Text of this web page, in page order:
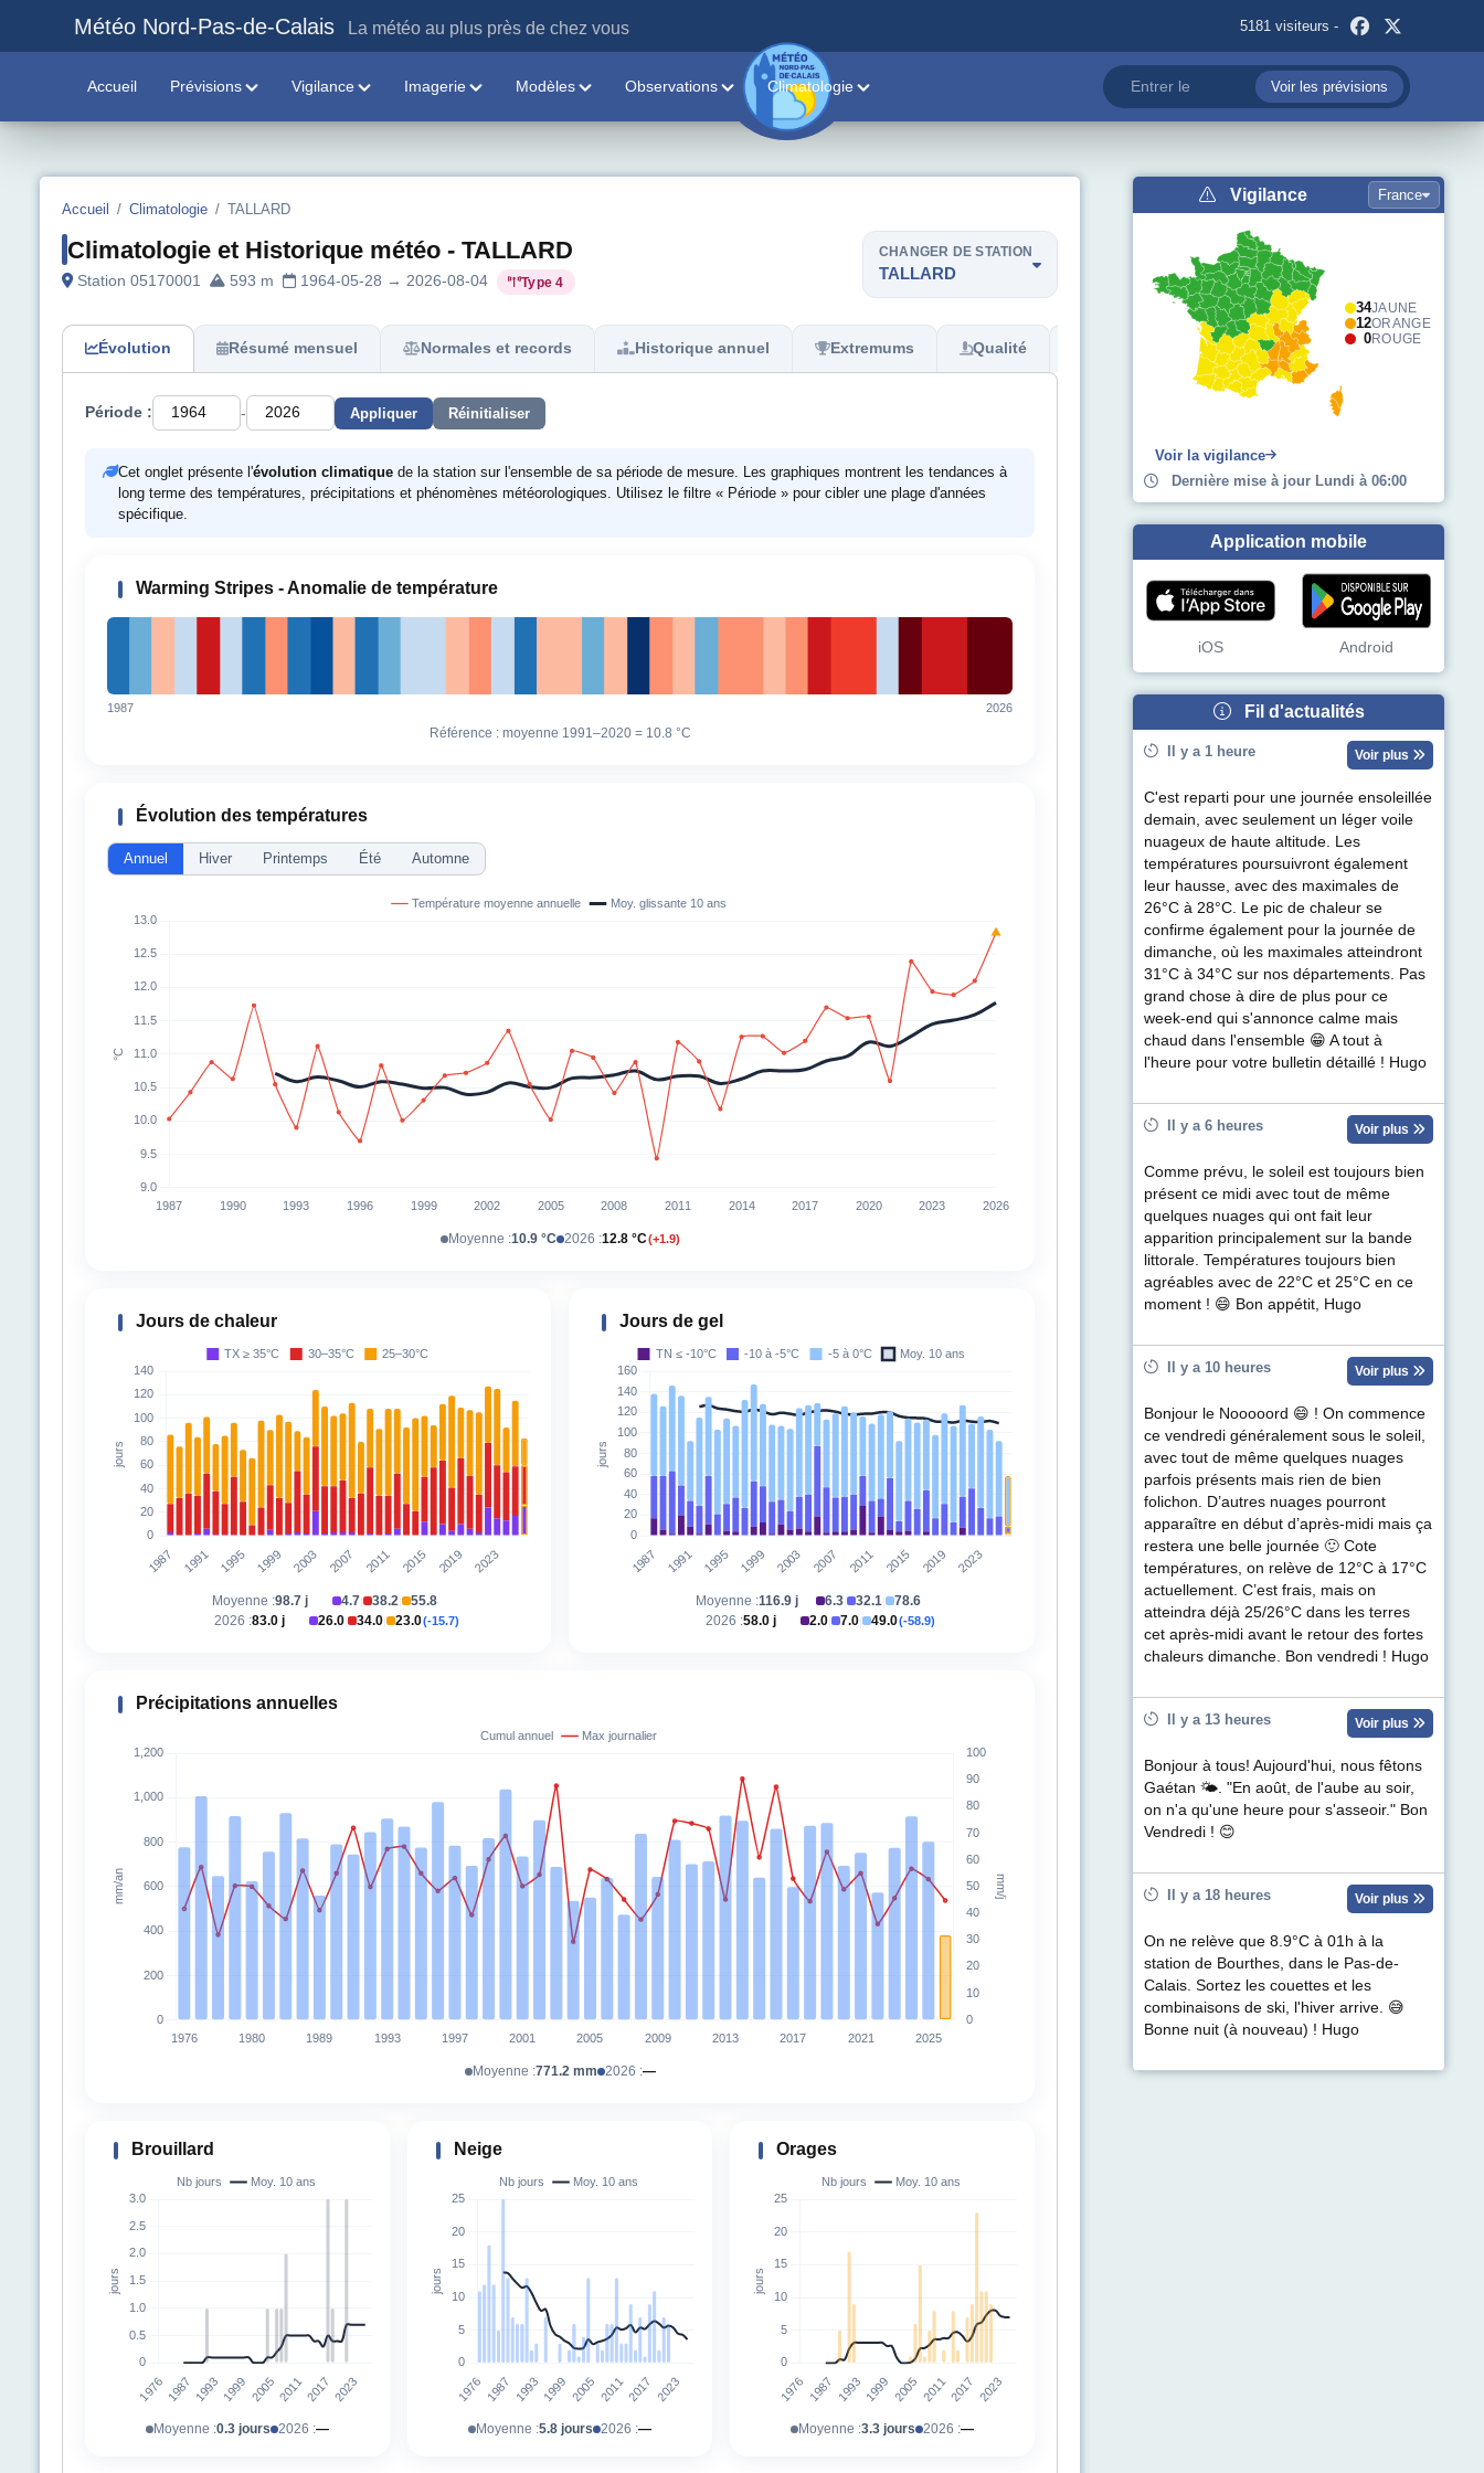
Météo Nord-Pas-de-Calais La météo au plus près de chez vous 5181 visiteurs -
Accueil Prévisions Vigilance Imagerie Modèles Observations Climatologie Voir les prévisions
Accueil / Climatologie / TALLARD
Climatologie et Historique météo - TALLARD
Station 05170001 593 m 1964-05-28 → 2026-08-04 Type 4
CHANGER DE STATION
TALLARD
Évolution Résumé mensuel Normales et records Historique annuel Extremums Qualité
Période : - Appliquer Réinitialiser
Cet onglet présente l'évolution climatique de la station sur l'ensemble de sa période de mesure. Les graphiques montrent les tendances à
long terme des températures, précipitations et phénomènes météorologiques. Utilisez le filtre « Période » pour cibler une plage d'années
spécifique.
Warming Stripes - Anomalie de température
1987 2026
Référence : moyenne 1991–2020 = 10.8 °C
Évolution des températures
Annuel Hiver Printemps Été Automne
Moyenne :10.9 °C 2026 :12.8 °C(+1.9)
Jours de chaleur
Moyenne :98.7 j 4.7 38.2
55.8
2026 :83.0 j 26.0 34.0 23.0(-15.7)
Jours de gel
Moyenne :116.9 j 6.3| 32.1
78.6
2026 :58.0 j 2.0 7.0 49.0(-58.9)
Précipitations annuelles
Moyenne :771.2 mm 2026 :—
Brouillard
Moyenne :0.3 jours 2026 :—
Neige
Moyenne :5.8 jours 2026 :—
Orages
Moyenne :3.3 jours 2026 :—
Vigilance France
34JAUNE
12ORANGE
0ROUGE
Voir la vigilance
Dernière mise à jour Lundi à 06:00
Application mobile
iOS Android
Fil d'actualités
Il y a 1 heure Voir plus
C'est reparti pour une journée ensoleillée
demain, avec seulement un léger voile
nuageux de haute altitude. Les
températures poursuivront également
leur hausse, avec des maximales de
26°C à 28°C. Le pic de chaleur se
confirme également pour la journée de
dimanche, où les maximales atteindront
31°C à 34°C sur nos départements. Pas
grand chose à dire de plus pour ce
week-end qui s'annonce calme mais
chaud dans l'ensemble 😁 A tout à
l'heure pour votre bulletin détaillé ! Hugo
Il y a 6 heures Voir plus
Comme prévu, le soleil est toujours bien
présent ce midi avec tout de même
quelques nuages qui ont fait leur
apparition principalement sur la bande
littorale. Températures toujours bien
agréables avec de 22°C et 25°C en ce
moment ! 😄 Bon appétit, Hugo
Il y a 10 heures Voir plus
Bonjour le Nooooord 😄 ! On commence
ce vendredi généralement sous le soleil,
avec tout de même quelques nuages
parfois présents mais rien de bien
folichon. D’autres nuages pourront
apparaître en début d’après-midi mais ça
restera une belle journée 🙂 Cote
températures, on relève de 12°C à 17°C
actuellement. C’est frais, mais on
atteindra déjà 25/26°C dans les terres
cet après-midi avant le retour des fortes
chaleurs dimanche. Bon vendredi ! Hugo
Il y a 13 heures Voir plus
Bonjour à tous! Aujourd'hui, nous fêtons
Gaétan 🌤. "En août, de l'aube au soir,
on n'a qu'une heure pour s'asseoir." Bon
Vendredi ! 😊
Il y a 18 heures Voir plus
On ne relève que 8.9°C à 01h à la
station de Bourthes, dans le Pas-de-
Calais. Sortez les couettes et les
combinaisons de ski, l'hiver arrive. 😅
Bonne nuit (à nouveau) ! Hugo